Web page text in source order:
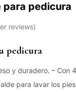
para pedicura
reviews
pedicura
y duradero. – Con
para lavar los